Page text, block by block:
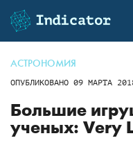
АСТРОНОМИЯ
ОПУБЛИКОВАНО 09 МАРТА
Большие
ученых: Very